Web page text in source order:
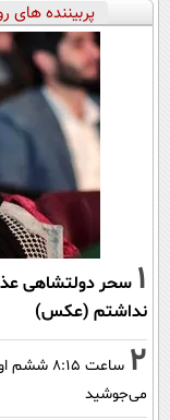
پربیننده های
1 سحر دولتشاهی
نداشتم (عکس)
2
ساعت
می‌جوشید